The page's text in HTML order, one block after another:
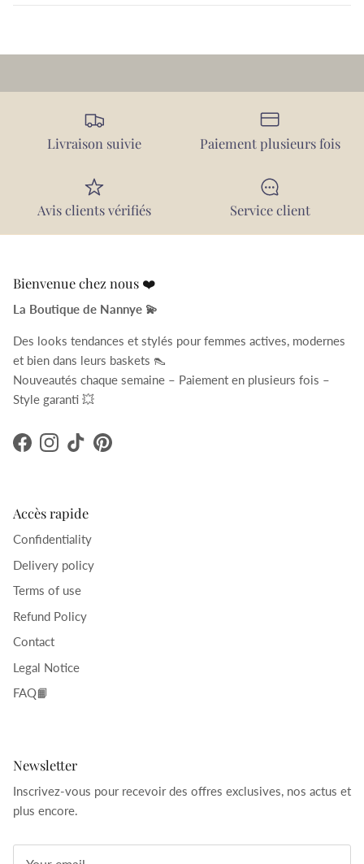
Livraison suivie Paiement plusieurs fois
Avis clients vérifiés Service client
Bienvenue chez nous ❤️
La Boutique de Nannye 💫
Des looks tendances et stylés pour femmes actives, modernes
et bien dans leurs baskets 👠
Nouveautés chaque semaine – Paiement en plusieurs fois –
Style garanti 💥
FacebookInstagram
TikTokPinterest
Accès rapide
Confidentiality
Delivery policy
Terms of use
Refund Policy
Contact
Legal Notice
FAQ📙
Newsletter
Inscrivez-vous pour recevoir des offres exclusives, nos actus et
plus encore.